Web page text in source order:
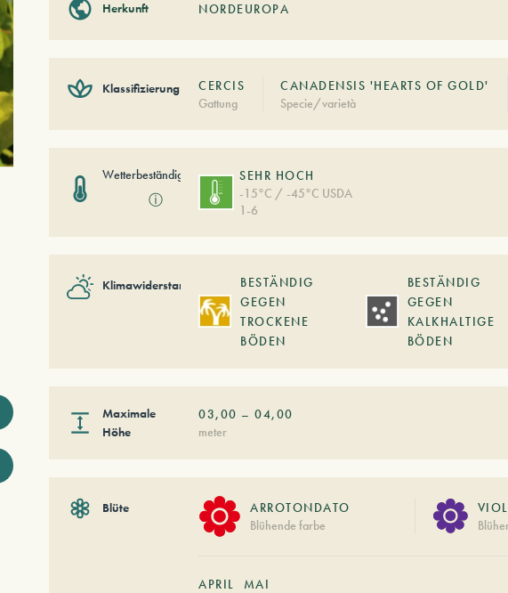
Herkunft NORDEUROPA
Klassifizierung
CERCIS
Gattung
CANADENSIS 'HEARTS OF GOLD'
Specie/varietà
Wetterbeständigkeit
ⓘ
SEHR HOCH
-15°C / -45°C USDA
1-6
Klimawiderstand
BESTÄNDIG
GEGEN
TROCKENE
BÖDEN
BESTÄNDIG
GEGEN
KALKHALTIGE
BÖDEN
Maximale
Höhe
03,00 –04,00
meter
Blüte
ARROTONDATO
Blühende farbe
APRIL
MAI